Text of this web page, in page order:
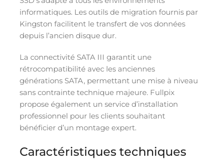
informatiques. Les outils de migration fournis par
Kingston facilitent le transfert de vos données
depuis l’ancien disque dur.
La connectivité SATA III garantit une
rétrocompatibilité avec les anciennes
générations SATA, permettant une mise à niveau
sans contrainte technique majeure. Fullpix
propose également un service d’installation
professionnel pour les clients souhaitant
bénéficier d’un montage expert.
Caractéristiques techniques